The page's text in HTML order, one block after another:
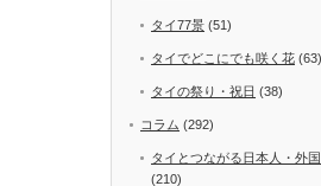
タイ77景 (51)
タイでどこにでも咲く花 (63)
タイの祭り・祝日 (38)
コラム (292)
タイとつながる日本人・外
(210)